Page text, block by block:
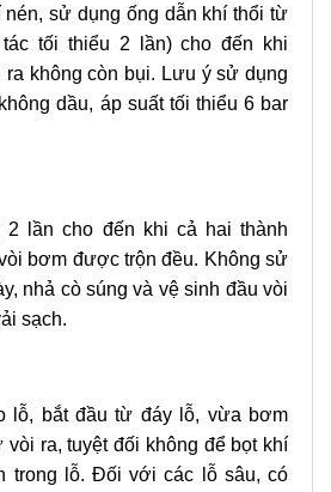
nén, sử dụng ống dẫn khí thổi từ
tối thiểu 2 lần) cho đến khi
ra không còn bụi. Lưu ý sử dụng
dầu, áp suất tối thiểu 6 bar
2 lần cho đến khi cả hai thành
bơm được trộn đều. Không sử
nhả cò súng và vệ sinh đầu vòi
sạch.
lỗ, bắt đầu từ đáy lỗ, vừa bơm
ra, tuyệt đối không để bọt khí
trong lỗ. Đối với các lỗ sâu, có